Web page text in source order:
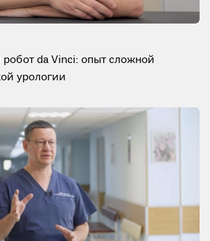
робот da Vinci: опыт сложной
урологии